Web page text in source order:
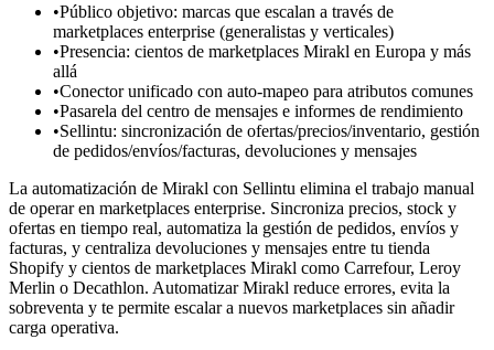
•Público objetivo: marcas que escalan a través de
marketplaces enterprise (generalistas y verticales)
•Presencia: cientos de marketplaces Mirakl en Europa y más
allá
•Conector unificado con auto-mapeo para atributos comunes
•Pasarela del centro de mensajes e informes de rendimiento
•Sellintu: sincronización de ofertas/precios/inventario, gestión
de pedidos/envíos/facturas, devoluciones y mensajes
La automatización de Mirakl con Sellintu elimina el trabajo manual
de operar en marketplaces enterprise. Sincroniza precios, stock y
ofertas en tiempo real, automatiza la gestión de pedidos, envíos y
facturas, y centraliza devoluciones y mensajes entre tu tienda
Shopify y cientos de marketplaces Mirakl como Carrefour, Leroy
Merlin o Decathlon. Automatizar Mirakl reduce errores, evita la
sobreventa y te permite escalar a nuevos marketplaces sin añadir
carga operativa.